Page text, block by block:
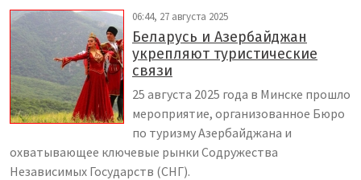
06:44, 27 августа 2025
Беларусь и Азербайджан
укрепляют туристические
связи
25 августа 2025 года в Минске прошло
мероприятие, организованное Бюро
по туризму Азербайджана и
охватывающее ключевые рынки Содружества
Независимых Государств (СНГ).